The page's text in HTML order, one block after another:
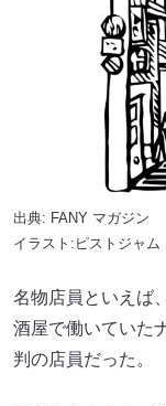
出典: FANY マガジン
イラスト:ピストジャム
名物店員といえば
酒屋で働いていた
判の店員だった。